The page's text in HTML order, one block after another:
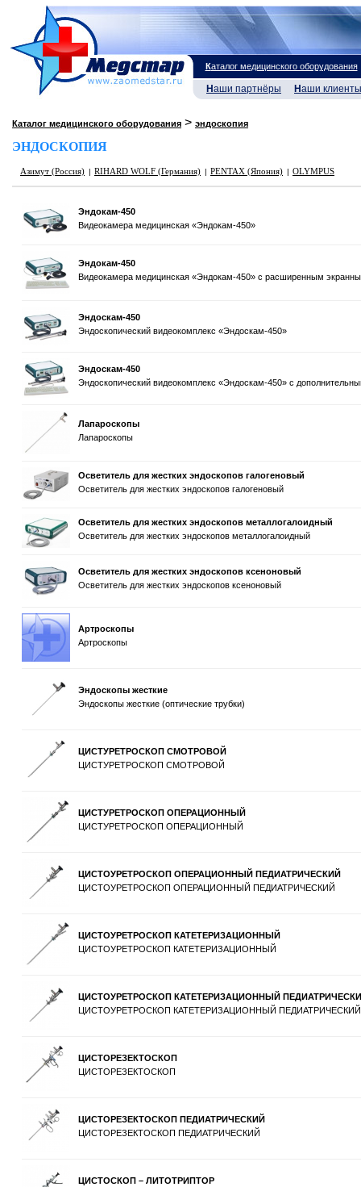
Каталог медицинского оборудования
Наши партнёры Наши клиенты
Каталог медицинского оборудования > эндоскопия
ЭНДОСКОПИЯ
Азимут (Россия) | RIHARD WOLF (Германия) | PENTAX (Япония) | OLYMPUS
Эндокам-450
Видеокамера медицинская «Эндокам-450»
Эндокам-450
Видеокамера медицинская «Эндокам-450» с расширенным
Эндоскам-450
Эндоскопический видеокомплекс «Эндоскам-450»
Эндоскам-450
Эндоскопический видеокомплекс «Эндоскам-450» с
Лапароскопы
Лапароскопы
Осветитель для жестких эндоскопов галогеновый
Осветитель для жестких эндоскопов галогеновый
Осветитель для жестких эндоскопов металлогалоидный
Осветитель для жестких эндоскопов металлогалоидный
Осветитель для жестких эндоскопов ксеноновый
Осветитель для жестких эндоскопов ксеноновый
Артроскопы
Артроскопы
Эндоскопы жесткие
Эндоскопы жесткие (оптические трубки)
ЦИСТУРЕТРОСКОП СМОТРОВОЙ
ЦИСТУРЕТРОСКОП СМОТРОВОЙ
ЦИСТУРЕТРОСКОП ОПЕРАЦИОННЫЙ
ЦИСТУРЕТРОСКОП ОПЕРАЦИОННЫЙ
ЦИСТОУРЕТРОСКОП ОПЕРАЦИОННЫЙ ПЕДИАТРИЧЕСКИЙ
ЦИСТОУРЕТРОСКОП ОПЕРАЦИОННЫЙ ПЕДИАТРИЧЕСКИЙ
ЦИСТОУРЕТРОСКОП КАТЕТЕРИЗАЦИОННЫЙ
ЦИСТОУРЕТРОСКОП КАТЕТЕРИЗАЦИОННЫЙ
ЦИСТОУРЕТРОСКОП КАТЕТЕРИЗАЦИОННЫЙ
ЦИСТОУРЕТРОСКОП КАТЕТЕРИЗАЦИОННЫЙ ПЕДИАТРИЧЕСКИЙ
ЦИСТОРЕЗЕКТОСКОП
ЦИСТОРЕЗЕКТОСКОП
ЦИСТОРЕЗЕКТОСКОП ПЕДИАТРИЧЕСКИЙ
ЦИСТОРЕЗЕКТОСКОП ПЕДИАТРИЧЕСКИЙ
ЦИСТОСКОП – ЛИТОТРИПТОР